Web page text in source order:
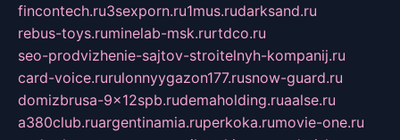
fincontech.ru3sexporn.ru1mus.rudarksand.ru
rebus-toys.ruminelab-msk.rurtdco.ru
seo-prodvizhenie-sajtov-stroitelnyh-kompanij.ru
card-voice.rurulonnyygazon177.rusnow-guard.ru
domizbrusa-9x12spb.rudemaholding.ruaalse.ru
a380club.ruargentinamia.ruperkoka.rumovie-one.ru